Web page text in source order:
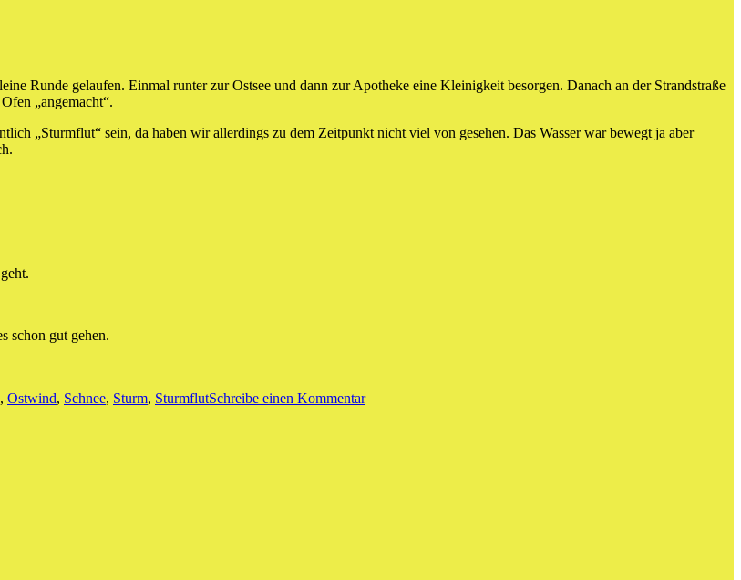
Runde gelaufen. Einmal runter zur Ostsee und dann zur Apotheke eine Kleinigkeit besorgen. Danach an der Strandstraße
„angemacht“.
„Sturmflut“ sein, da haben wir allerdings zu dem Zeitpunkt nicht viel von gesehen. Das Wasser war bewegt ja aber
schon gut gehen.
, Ostwind, Schnee, Sturm, SturmflutSchreibe einen Kommentarkleine